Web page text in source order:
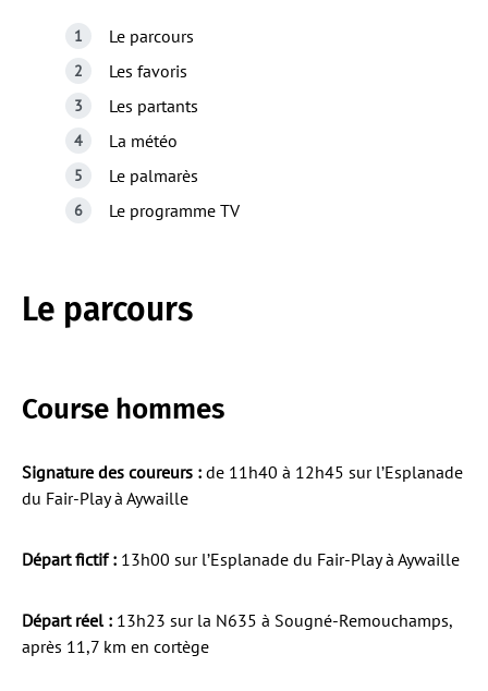
Le parcours
Les favoris
Les partants
La météo
Le palmarès
Le programme TV
Le parcours
Course hommes
Signature des coureurs : de 11h40 à 12h45 sur l’Esplanade
du Fair-Play à Aywaille
Départ fictif : 13h00 sur l’Esplanade du Fair-Play à Aywaille
Départ réel : 13h23 sur la N635 à Sougné-Remouchamps,
après 11,7 km en cortège